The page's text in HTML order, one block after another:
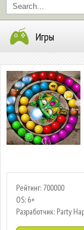
Игры
Рейтинг: 700000
OS: 6+
Разработчик: Party